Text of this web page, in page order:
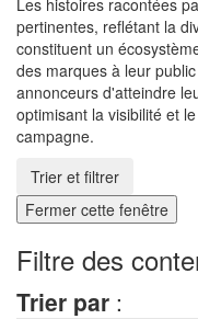
Les histoires racontées
pertinentes, reflétant la
constituent un
des marques à leur
annonceurs d'atteindre
optimisant la visibilité et
campagne.
Trier et filtrer
Fermer cette fenêtre
Filtre des
Trier par :